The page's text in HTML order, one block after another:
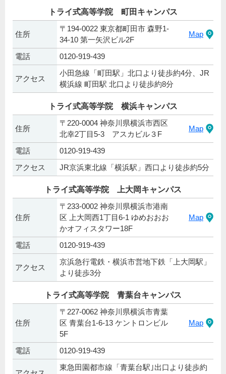
トライ式高等学院 町田キャンパス
住所
〒194-0022 東京都町田市 森野1-
34-10 第一矢沢ビル2F
Map
電話 0120-919-439
アクセス
小田急線「町田駅」北口より徒歩約4分、JR
横浜線 町田駅 北口より徒歩約8分
トライ式高等学院 横浜キャンパス
住所
〒220-0004 神奈川県横浜市西区
北幸2丁目5-3 アスカビル３F
Map
電話
0120-919-439
アクセス
JR京浜東北線「横浜駅」西口より徒歩約5分
トライ式高等学院 上大岡キャンパス
住所
〒233-0002 神奈川県横浜市港南
区 上大岡西1丁目6-1 ゆめおおお
かオフィスタワー18F
Map
電話 0120-919-439
アクセス
京浜急行電鉄・横浜市営地下鉄「上大岡駅」
より徒歩3分
トライ式高等学院 青葉台キャンパス
住所
〒227-0062 神奈川県横浜市青葉
区 青葉台1-6-13 ケントロンビル
5F
Map
電話 0120-919-439
東急田園都市線「青葉台駅｣出口より徒歩約